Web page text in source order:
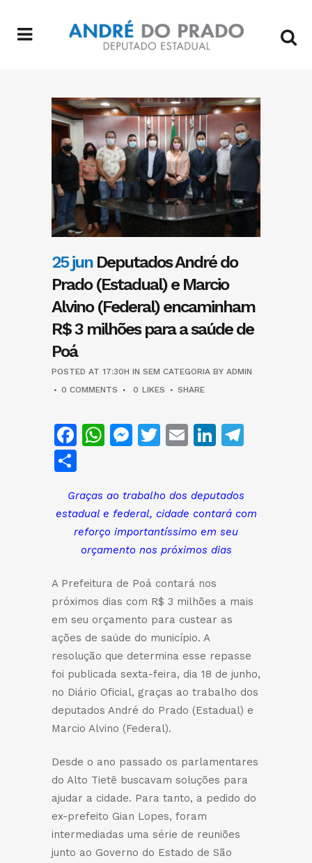
25 junDeputados André do
Prado (Estadual) e Marcio
Alvino (Federal) encaminham
R$ 3 milhões para a saúde de
Poá
POSTED AT 17:30H IN SEM CATEGORIA BY ADMIN
0 COMMENTS
0 LIKES SHARE
Facebook
WhatsApp
Messenger
Twitter
EmailLinkedIn
Graças ao trabalho dos deputados
estadual e federal, cidade contará com
reforço importantíssimo em seu
orçamento nos próximos dias
A Prefeitura de Poá contará nos
próximos dias com R$ 3 milhões a mais
em seu orçamento para custear as
ações de saúde do município. A
resolução que determina esse repasse
foi publicada sexta-feira, dia 18 de junho,
no Diário Oficial, graças ao trabalho dos
deputados André do Prado (Estadual) e
Marcio Alvino (Federal).
Desde o ano passado os parlamentares
do Alto Tietê buscavam soluções para
ajudar a cidade. Para tanto, a pedido do
ex-prefeito Gian Lopes, foram
intermediadas uma série de reuniões
junto ao Governo do Estado de São